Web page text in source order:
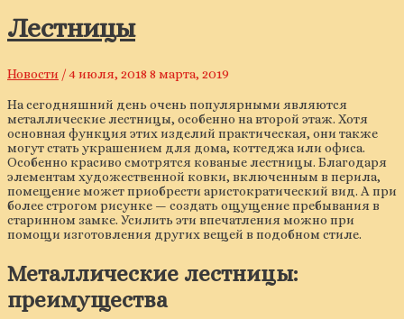
Лестницы
Новости /4 июля, 2018 8 марта, 2019
На сегодняшний день очень популярными являются
металлические лестницы, особенно на второй этаж. Хотя
основная функция этих изделий практическая, они также
могут стать украшением для дома, коттеджа или офиса.
Особенно красиво смотрятся кованые лестницы. Благодаря
элементам художественной ковки, включенным в перила,
помещение может приобрести аристократический вид. А при
более строгом рисунке — создать ощущение пребывания в
старинном замке. Усилить эти впечатления можно при
помощи изготовления других вещей в подобном стиле.
Металлические лестницы:
преимущества